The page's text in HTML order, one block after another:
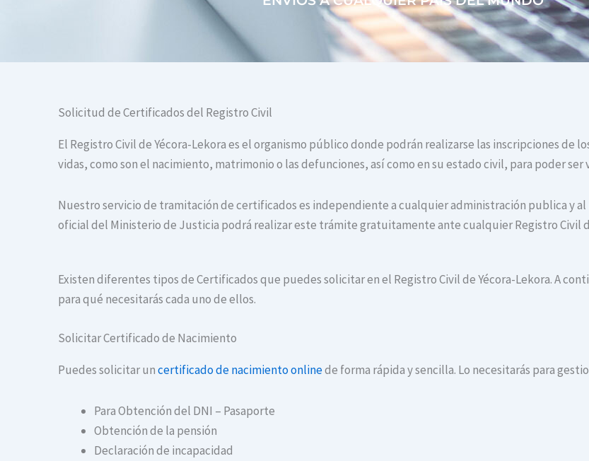
Solicitud de Certificados del Registro Civil
El Registro Civil de Yécora-Lekora es el organismo público donde podrán realizarse las inscripciones de
vidas, como son el nacimiento, matrimonio o las defunciones, así como en su estado civil, para poder ser
Nuestro servicio de tramitación de certificados es independiente a cualquier administración publica y
oficial del Ministerio de Justicia podrá realizar este trámite gratuitamente ante cualquier Registro Civil
Existen diferentes tipos de Certificados que puedes solicitar en el Registro Civil de Yécora-Lekora. A
para qué necesitarás cada uno de ellos.
Solicitar Certificado de Nacimiento
Puedes solicitar uncertificado de nacimiento onlinede forma rápida y sencilla. Lo necesitarás para
Para Obtención del DNI – Pasaporte
Obtención de la pensión
Declaración de incapacidad